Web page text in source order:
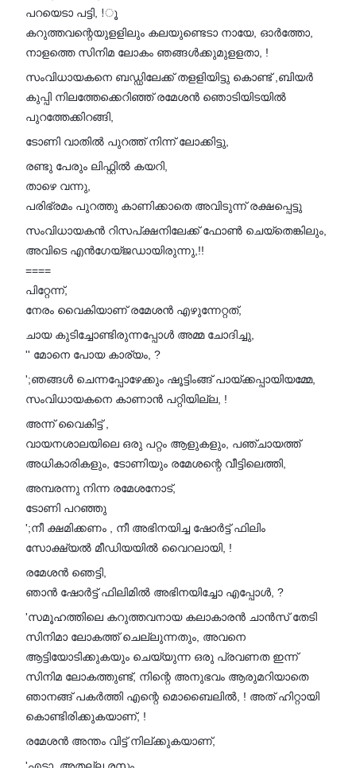
പറയെടാ പട്ടി, !ൂ
കറുത്തവന്റെയുളളിലും കലയുണ്ടെടാ നായേ, ഓർത്തോ,
നാളത്തെ സിനിമ ലോകം ഞങ്ങൾക്കുമുളളതാ, !
സംവിധായകനെ ബഡ്ഡിലേക്ക് തളളിയിട്ടു കൊണ്ട് ,ബിയർ
കുപ്പി നിലത്തേക്കെറിഞ്ഞ് രമേശൻ ഞൊടിയിടയിൽ
പുറത്തേക്കിറങ്ങി,
ടോണി വാതിൽ പുറത്ത് നിന്ന് ലോക്കിട്ടു,
രണ്ടു പേരും ലിഫ്റ്റിൽ കയറി,
താഴെ വന്നു,
പരിഭ്രമം പുറത്തു കാണിക്കാതെ അവിടുന്ന് രക്ഷപ്പെട്ടു
സംവിധായകൻ റിസപ്ക്ഷനിലേക്ക് ഫോൺ ചെയ്തെങ്കിലും,
അവിടെ എൻഗേയ്ജഡായിരുന്നു,!!
====
പിറ്റേന്ന്,
നേരം വൈകിയാണ് രമേശൻ എഴുന്നേറ്റത്,
ചായ കുടിച്ചോണ്ടിരുന്നപ്പോൾ അമ്മ ചോദിച്ചു,
'' മോനെ പോയ കാര്യം, ?
';ഞങ്ങൾ ചെന്നപ്പോഴേക്കും ഷൂട്ടിംങ്ങ് പായ്ക്കപ്പായിയമ്മേ,
സംവിധായകനെ കാണാൻ പറ്റിയില്ല, !
അന്ന് വൈകിട്ട് ,
വായനശാലയിലെ ഒരു പറ്റം ആളുകളും, പഞ്ചായത്ത്
അധികാരികളും, ടോണിയും രമേശന്റെ വീട്ടിലെത്തി,
അമ്പരന്നു നിന്ന രമേശനോട്,
ടോണി പറഞ്ഞു
';നീ ക്ഷമിക്കണം , നീ അഭിനയിച്ച ഷോർട്ട് ഫിലിം
സോക്ഷ്യൽ മീഡിയയിൽ വൈറലായി, !
രമേശൻ ഞെട്ടി,
ഞാൻ ഷോർട്ട് ഫിലിമിൽ അഭിനയിച്ചോ എപ്പോൾ, ?
'സമൂഹത്തിലെ കറുത്തവനായ കലാകാരൻ ചാൻസ് തേടി
സിനിമാ ലോകത്ത് ചെല്ലുന്നതും, അവനെ
ആട്ടിയോടിക്കുകയും ചെയ്യുന്ന ഒരു പ്രവണത ഇന്ന്
സിനിമ ലോകത്തുണ്ട്, നിന്റെ അനുഭവം ആരുമറിയാതെ
ഞാനങ്ങ് പകർത്തി എന്റെ മൊബൈലിൽ, ! അത് ഹിറ്റായി
കൊണ്ടിരിക്കുകയാണ്, !
രമേശൻ അന്തം വിട്ട് നില്ക്കുകയാണ്,